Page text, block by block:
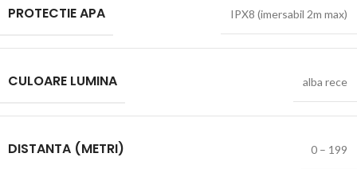
PROTECTIE APA IPX8 (imersabil 2m max)
CULOARE LUMINA alba rece
DISTANTA (METRI) 0 – 199